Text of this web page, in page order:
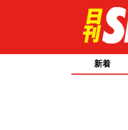
新着